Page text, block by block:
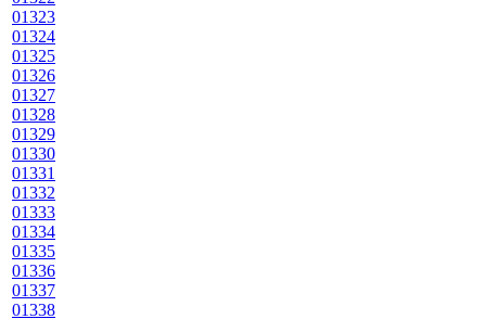
01323
01324
01325
01326
01327
01328
01329
01330
01331
01332
01333
01334
01335
01336
01337
01338